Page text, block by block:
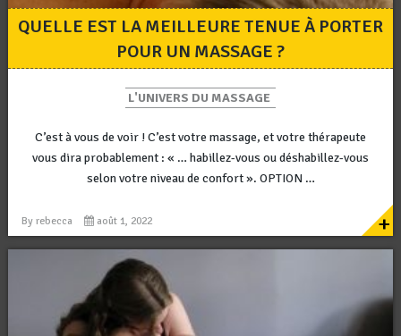
QUELLE EST LA MEILLEURE TENUE À PORTER
POUR UN MASSAGE ?
L'UNIVERS DU MASSAGE
C’est à vous de voir ! C’est votre massage, et votre thérapeute
vous dira probablement : « … habillez-vous ou déshabillez-vous
selon votre niveau de confort ». OPTION …
By rebecca août 1, 2022 +